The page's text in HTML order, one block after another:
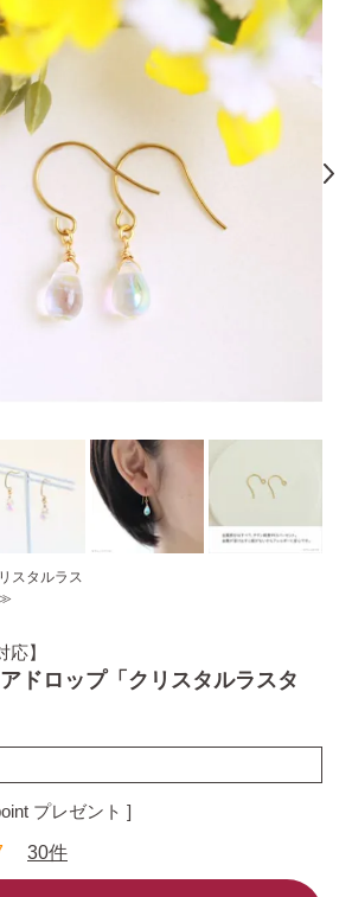
になるキーワードで探す
アス
ッドピアス
クピアス
ッチ
スタルラス
応】
ドロップ「クリスタルラスタ
プレゼント ]
30件